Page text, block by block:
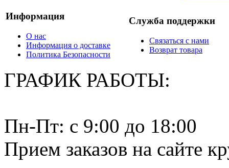
Информация
О нас
Информация о доставке
Политика Безопасности
Служба поддержки
Связаться с нами
Возврат товара
ГРАФИК РАБОТЫ:
Пн-Пт: c 9:00 до 18:00
Прием заказов на сайте